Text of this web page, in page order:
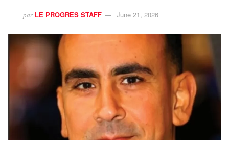
par LE PROGRES STAFF June 21, 2026